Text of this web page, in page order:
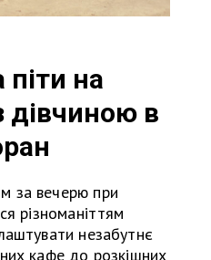
на
дівчиною в
за вечерю при
різноманіттям
незабутнє
кафе до розкішних